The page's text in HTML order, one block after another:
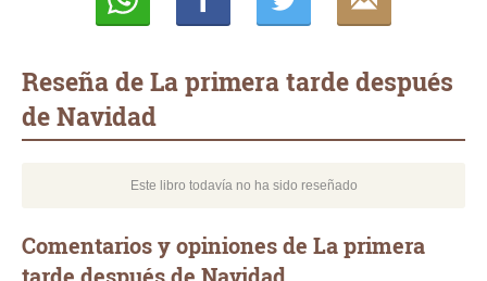
Reseña de La primera tarde después
de Navidad
Este libro todavía no ha sido reseñado
Comentarios y opiniones de La primera